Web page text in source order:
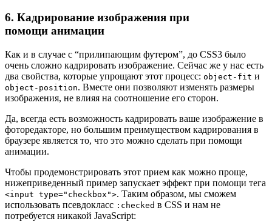
6. Кадрирование изображения при
помощи анимации
Как и в случае с “прилипающим футером”, до CSS3 было
очень сложно кадрировать изображение. Сейчас же у нас есть
два свойства, которые упрощают этот процесс: object-fit и
object-position. Вместе они позволяют изменять размеры
изображения, не влияя на соотношение его сторон.
Да, всегда есть возможность кадрировать ваше изображение в
фоторедакторе, но большим преимуществом кадрирования в
браузере является то, что это можно сделать при помощи
анимации.
Чтобы продемонстрировать этот прием как можно проще,
нижеприведенный пример запускает эффект при помощи тега
<input type="checkbox">. Таким образом, мы сможем
использовать псевдокласс :checked в CSS и нам не
потребуется никакой JavaScript: